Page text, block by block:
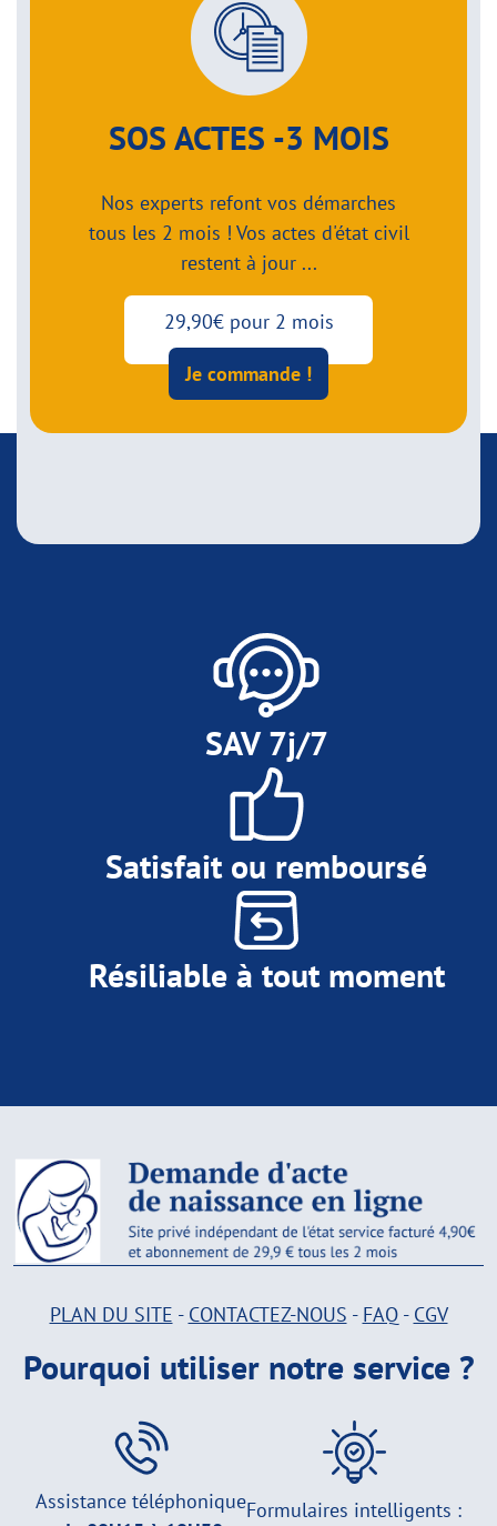
SOS ACTES -3 MOIS
Nos experts refont vos démarches
tous les 2 mois ! Vos actes d'état civil
restent à jour ...
29,90€ pour 2 mois
Je commande !
SAV 7j/7
Satisfait ou remboursé
Résiliable à tout moment
PLAN DU SITE - CONTACTEZ-NOUS - FAQ- CGV
Pourquoi utiliser notre service ?
Assistance téléphoniqueFormulaires intelligents :